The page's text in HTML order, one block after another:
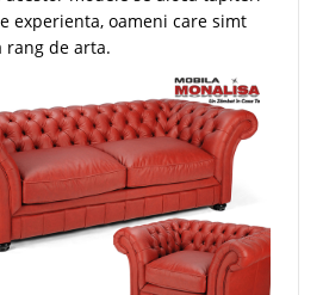
experienta, oameni care simt
de arta.